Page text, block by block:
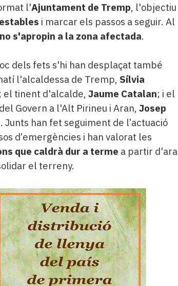
l'Ajuntament de Tremp, l'objectiu
i marcar els passos a seguir. Al
no s'apropin a la zona afectada.
dels fets s'hi han desplaçat també
l'alcaldessa de Tremp, Sílvia
; el tinent d'alcalde, Jaume Catalan; i el
Govern a l'Alt Pirineu i Aran, Josep
. Junts han fet seguiment de l’actuació
d’emergències i han valorat les
que caldrà dur a terme a partir d'ara
el terreny.